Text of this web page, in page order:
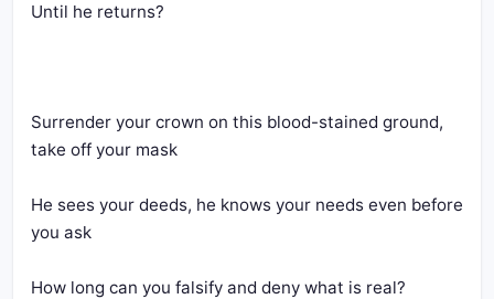
Until he returns?
Surrender your crown on this blood-stained ground,
take off your mask
He sees your deeds, he knows your needs even before
you ask
How long can you falsify and deny what is real?